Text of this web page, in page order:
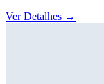
Ver Detalhes →